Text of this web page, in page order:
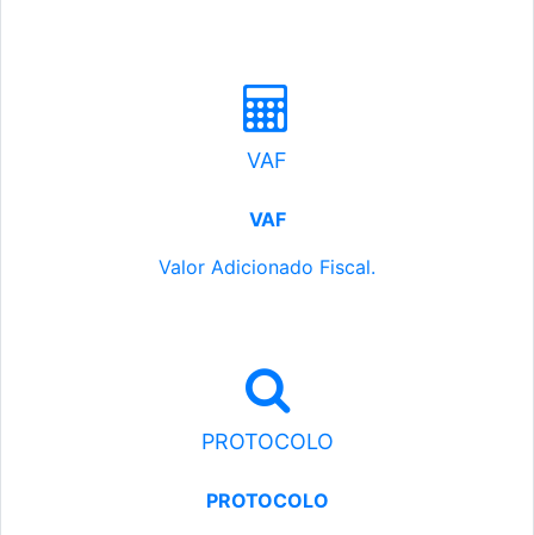
VAF
VAF
Valor Adicionado Fiscal.
PROTOCOLO
PROTOCOLO